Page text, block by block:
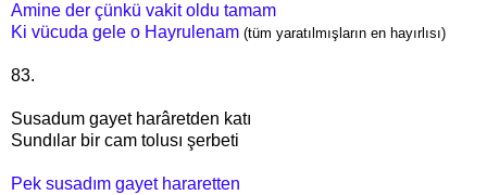
Amine der çünkü vakit oldu tamam
Ki vücuda gele o Hayrulenam (tüm yaratılmışların en hayırlısı)
83.
Susadum gayet harâretden katı
Sundılar bir cam tolusı şerbeti
Pek susadım gayet hararetten